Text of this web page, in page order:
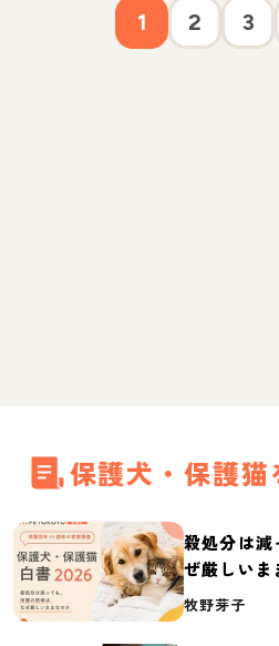
1 2 3
保護犬・保護
殺処分は減
ぜ厳しいま
体の実態調
牧野芽子